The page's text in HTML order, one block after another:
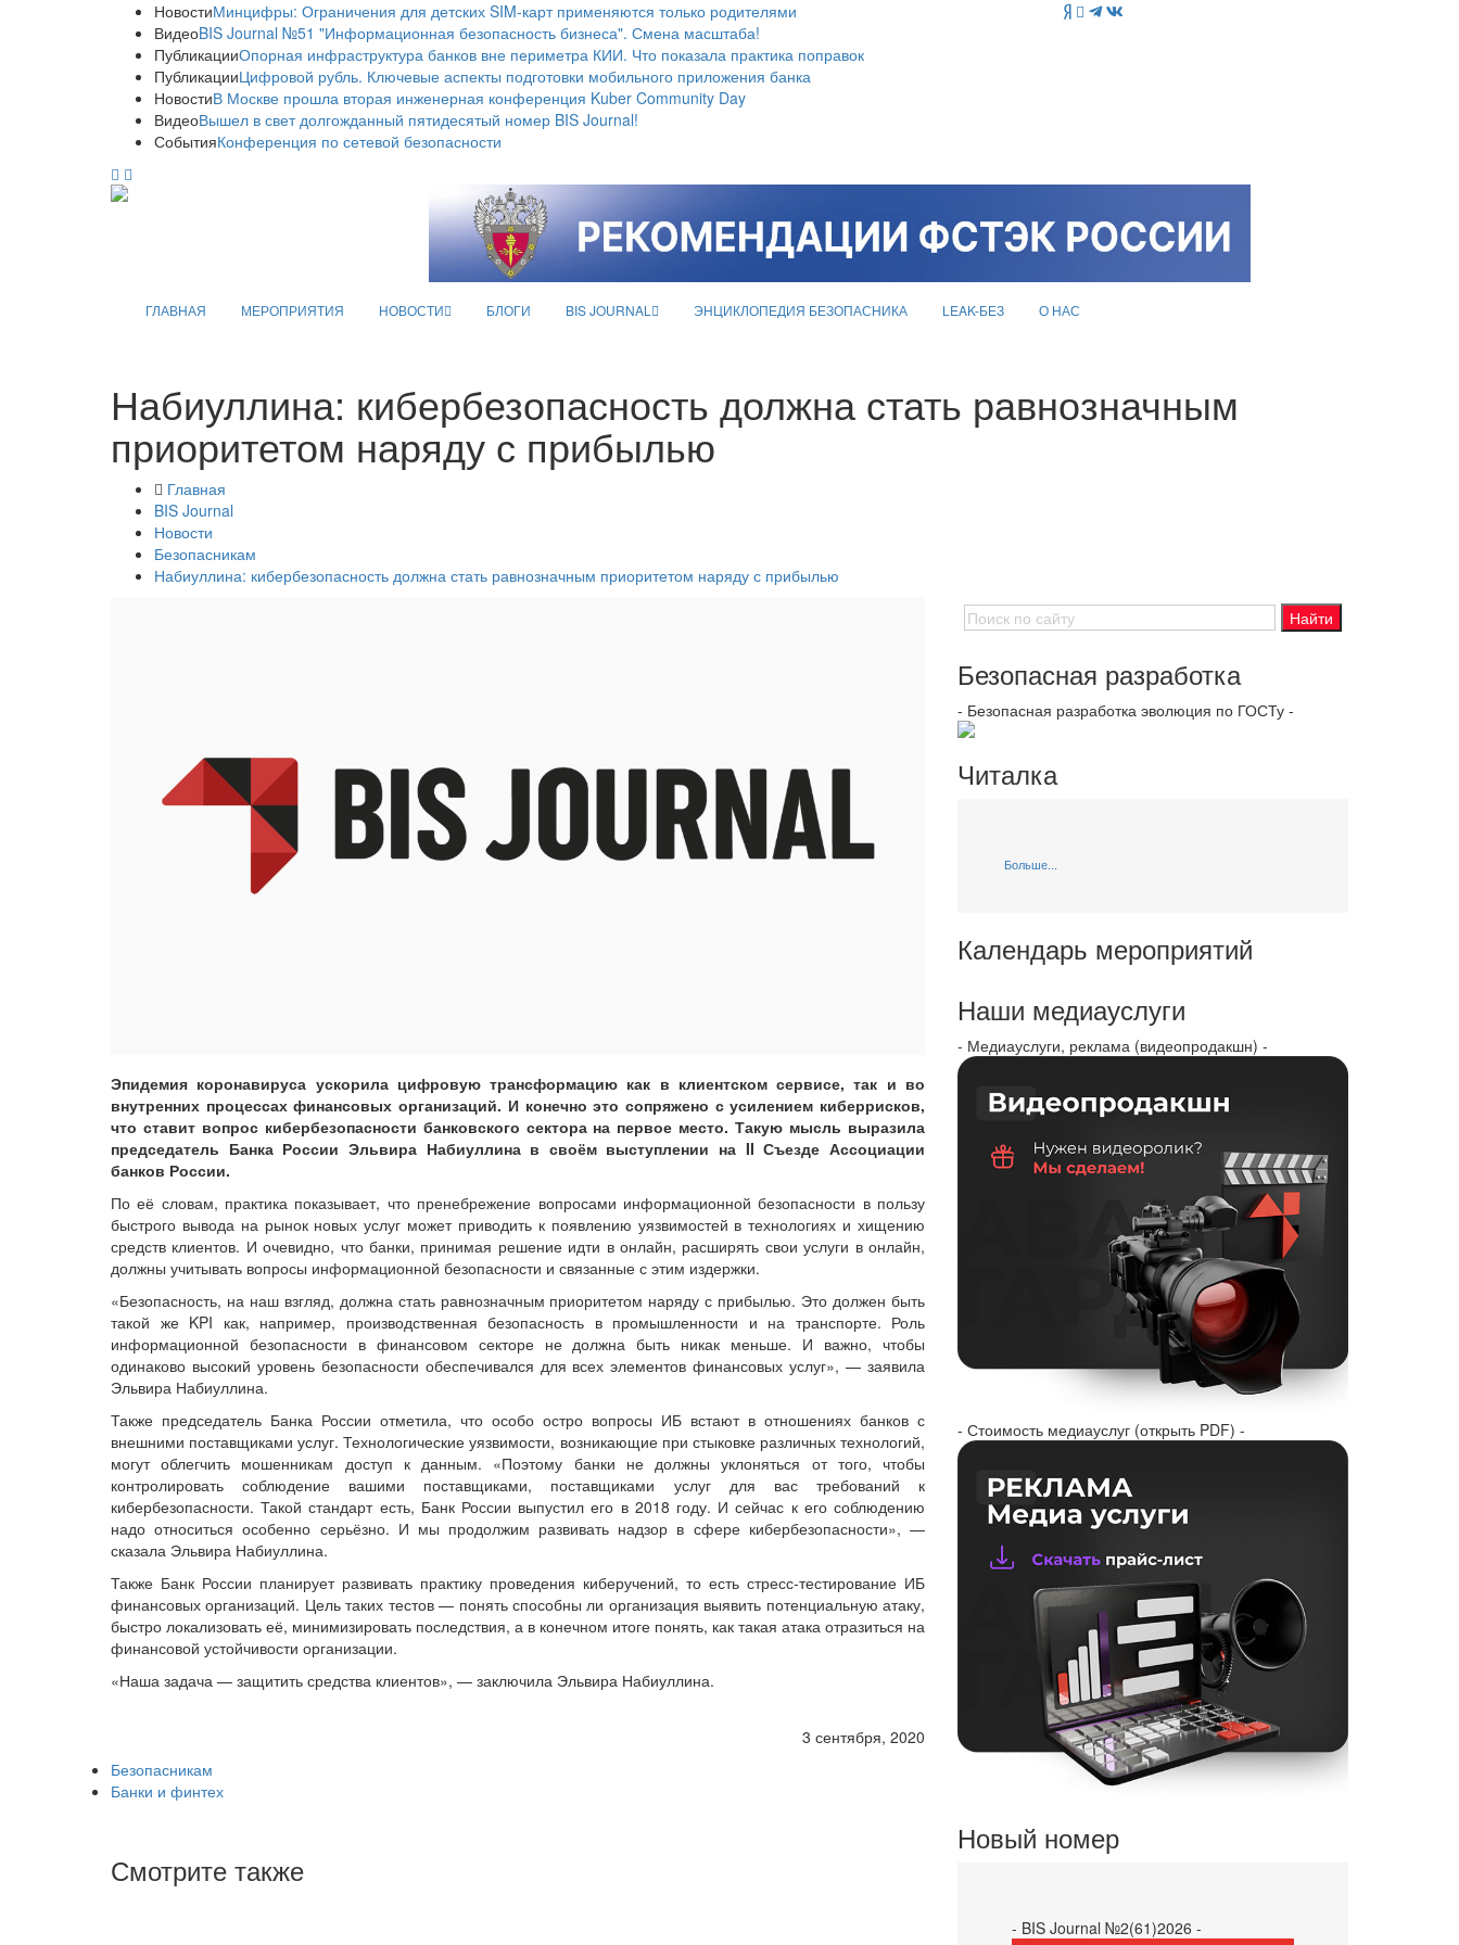
НовостиМинцифры: Ограничения для детских SIM-карт применяются только родителями
ВидеоBIS Journal №51 "Информационная безопасность бизнеса". Смена масштаба!
ПубликацииОпорная инфраструктура банков вне периметра КИИ. Что показала практика поправок
ПубликацииЦифровой рубль. Ключевые аспекты подготовки мобильного приложения банка
НовостиВ Москве прошла вторая инженерная конференция Kuber Community Day
ВидеоВышел в свет долгожданный пятидесятый номер BIS Journal!
СобытияКонференция по сетевой безопасности
ГЛАВНАЯ МЕРОПРИЯТИЯ НОВОСТИ БЛОГИ BIS JOURNAL ЭНЦИКЛОПЕДИЯ БЕЗОПАСНИКА LEAK-БЕЗ О НАС
Набиуллина: кибербезопасность должна стать равнозначным
приоритетом наряду с прибылью
Главная
BIS Journal
Новости
Безопасникам
Набиуллина: кибербезопасность должна стать равнозначным приоритетом наряду с прибылью
Эпидемия коронавируса ускорила цифровую трансформацию как в клиентском сервисе, так и во
внутренних процессах финансовых организаций. И конечно это сопряжено с усилением киберрисков,
что ставит вопрос кибербезопасности банковского сектора на первое место. Такую мысль выразила
председатель Банка России Эльвира Набиуллина в своём выступлении на II Съезде Ассоциации
банков России.
По её словам, практика показывает, что пренебрежение вопросами информационной безопасности в пользу
быстрого вывода на рынок новых услуг может приводить к появлению уязвимостей в технологиях и хищению
средств клиентов. И очевидно, что банки, принимая решение идти в онлайн, расширять свои услуги в онлайн,
должны учитывать вопросы информационной безопасности и связанные с этим издержки.
«Безопасность, на наш взгляд, должна стать равнозначным приоритетом наряду с прибылью. Это должен быть
такой же KPI как, например, производственная безопасность в промышленности и на транспорте. Роль
информационной безопасности в финансовом секторе не должна быть никак меньше. И важно, чтобы
одинаково высокий уровень безопасности обеспечивался для всех элементов финансовых услуг», — заявила
Эльвира Набиуллина.
Также председатель Банка России отметила, что особо остро вопросы ИБ встают в отношениях банков с
внешними поставщиками услуг. Технологические уязвимости, возникающие при стыковке различных технологий,
могут облегчить мошенникам доступ к данным. «Поэтому банки не должны уклоняться от того, чтобы
контролировать соблюдение вашими поставщиками, поставщиками услуг для вас требований к
кибербезопасности. Такой стандарт есть, Банк России выпустил его в 2018 году. И сейчас к его соблюдению
надо относиться особенно серьёзно. И мы продолжим развивать надзор в сфере кибербезопасности», —
сказала Эльвира Набиуллина.
Также Банк России планирует развивать практику проведения киберучений, то есть стресс-тестирование ИБ
финансовых организаций. Цель таких тестов — понять способны ли организация выявить потенциальную атаку,
быстро локализовать её, минимизировать последствия, а в конечном итоге понять, как такая атака отразиться на
финансовой устойчивости организации.
«Наша задача — защитить средства клиентов», — заключила Эльвира Набиуллина.
3 сентября, 2020
Безопасникам
Банки и финтех
Смотрите также
Безопасная разработка
- Безопасная разработка эволюция по ГОСТу -
Читалка
Больше...
Календарь мероприятий
Наши медиауслуги
- Медиауслуги, реклама (видеопродакшн) -
- Стоимость медиауслуг (открыть PDF) -
Новый номер
- BIS Journal №2(61)2026 -